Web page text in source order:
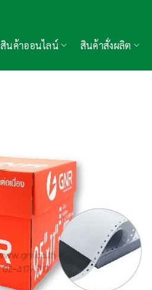
สินค้าออนไลน์ สินค้าสั่งผลิต